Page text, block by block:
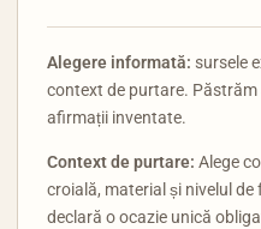
Alegere informată: sursele
context de purtare.
afirmații inventate.
Context de purtare: Alege
croială, material și nivelul
declară o ocazie unică